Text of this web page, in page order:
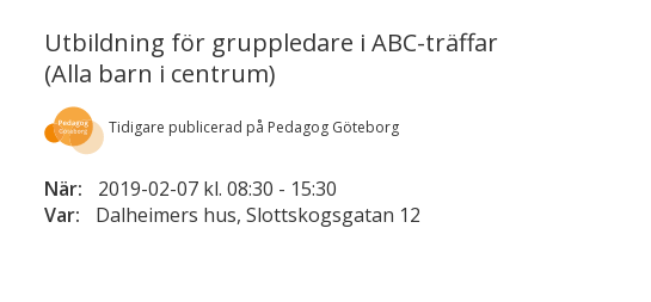
Utbildning för gruppledare i ABC-träffar
(Alla barn i centrum)
Tidigare publicerad på Pedagog Göteborg
När: 2019-02-07 kl. 08:30 - 15:30
Var:
Dalheimers hus, Slottskogsgatan 12